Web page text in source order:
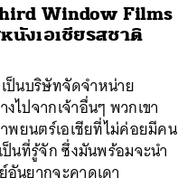
Window Films
นังเอเชียรสชาติ
ป็นบริษัทจัดจำหน่าย
ปจากเจ้าอื่นๆ พวกเขา
พยนตร์เอเชียที่ไม่ค่อยมีคน
นที่รู้จัก ซึ่งมันพร้อมจะนำ
นยากจะคาดเดา